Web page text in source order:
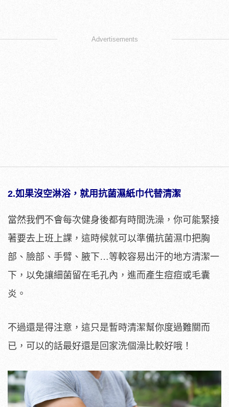
Advertisements
2.如果沒空淋浴，就用抗菌濕紙巾代替清潔
當然我們不會每次健身後都有時間洗澡，你可能緊接
著要去上班上課，這時候就可以準備抗菌濕巾把胸
部、臉部、手臂、腋下…等較容易出汗的地方清潔一
下，以免讓細菌留在毛孔內，進而產生痘痘或毛囊
炎。
不過還是得注意，這只是暫時清潔幫你度過難關而
已，可以的話最好還是回家洗個澡比較好哦！